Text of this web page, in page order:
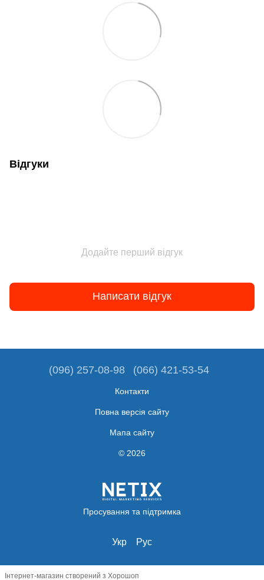
Відгуки
Додайте перший відгук
Написати відгук
(096) 257-08-98 (066) 421-53-54
Контакти
Повна версія сайту
Мапа сайту
© 2026
Просування та підтримка
Укр Рус
Інтернет-магазин створений з Хорошоп